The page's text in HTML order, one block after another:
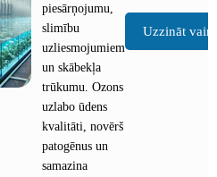
piesārņojumu,
slimību
uzliesmojumiem
un skābekļa
trūkumu. Ozons
uzlabo ūdens
kvalitāti, novērš
patogēnus un
samazina
Uzzināt